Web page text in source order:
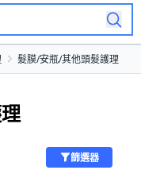
髮膜/安瓶/其他頭髮護理
篩選器